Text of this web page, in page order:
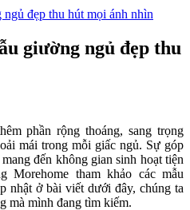
giường ngủ đẹp thu
phần rộng thoáng, sang trọng
mái trong mỗi giấc ngủ. Sự góp
đến không gian sinh hoạt tiện
Morehome tham khảo các mẫu
nhật ở bài viết dưới đây, chúng ta
mà mình đang tìm kiếm.